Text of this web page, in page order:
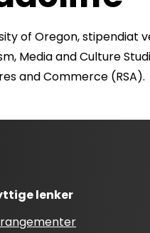
of Oregon, stipendiat
Media and Culture
and Commerce (RSA).
lenker